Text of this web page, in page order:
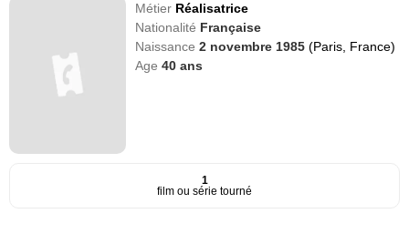
Métier Réalisatrice
Nationalité Française
Naissance2 novembre 1985(Paris, France)
Age40 ans
1
film ou série tourné